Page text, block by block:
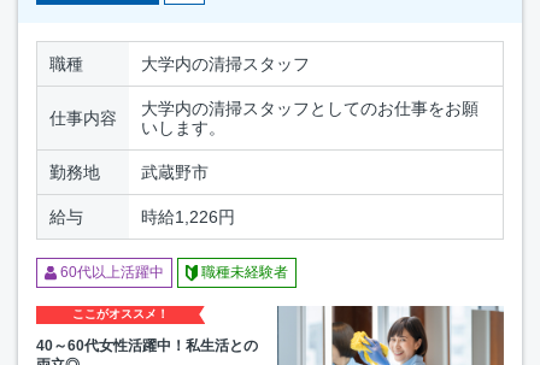
職種 大学内の清掃スタッフ
仕事内容
大学内の清掃スタッフとしてのお仕事をお願
いします。
勤務地 武蔵野市
給与 時給1,226円
60代以上活躍中 職種未経験者
ここがオススメ！
40～60代女性活躍中！私生活との